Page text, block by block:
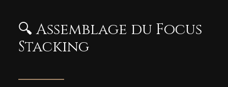
🔍 Assemblage du Focus
Stacking